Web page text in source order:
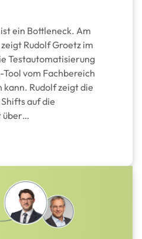
ist ein Bottleneck. Am
Rudolf Groetz im
Testautomatisierung
vom Fachbereich
Rudolf zeigt die
auf die
über…